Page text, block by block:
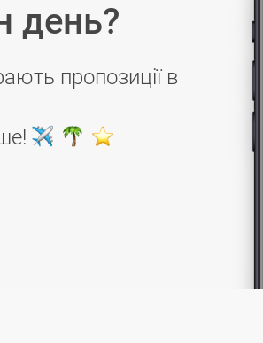
день?
пропозиції в